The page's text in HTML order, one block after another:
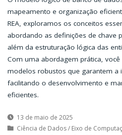
mapeamento e organização
REA, exploramos os conceitos
abordando as definições de chave
além da estruturação lógica das
Com uma abordagem prática,
modelos robustos que garantem a
facilitando o desenvolvimento e
eficientes.
13 de maio de 2025
Ciência de Dados/ Eixo de